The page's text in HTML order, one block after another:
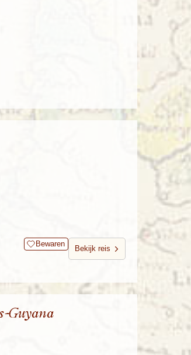
Bewaren
Bekijk reis
Guyana